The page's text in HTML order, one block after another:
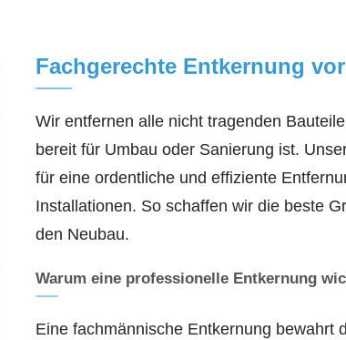
Fachgerechte Entkernung
Wir entfernen alle nicht tragenden
bereit für Umbau oder Sanierung ist.
für eine ordentliche und effiziente
Installationen. So schaffen wir die beste
den Neubau.
Warum eine professionelle Entkernung
Eine fachmännische Entkernung bewahrt